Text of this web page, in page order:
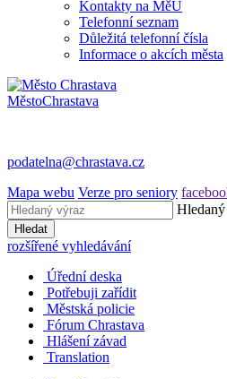
Kontakty na MěÚ
Telefonní seznam
Důležitá telefonní čísla
Informace o akcích města
MěstoChrastava
podatelna@chrastava.cz
Mapa webu Verze pro seniory
Hledat
rozšířené vyhledávání
Úřední deska
Potřebuji zařídit
Městská policie
Fórum Chrastava
Hlášení závad
Translation